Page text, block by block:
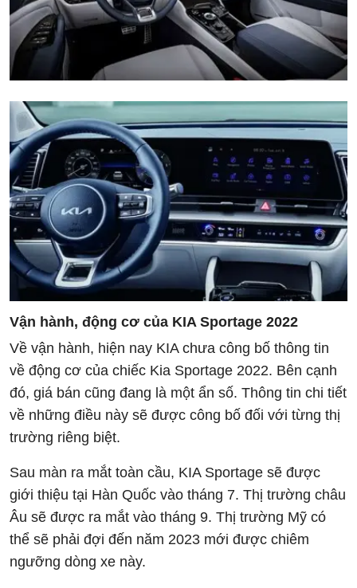
Vận hành, động cơ của KIA Sportage 2022
Về vận hành, hiện nay KIA chưa công bố thông tin
về động cơ của chiếc Kia Sportage 2022. Bên cạnh
đó, giá bán cũng đang là một ẩn số. Thông tin chi tiết
về những điều này sẽ được công bố đối với từng thị
trường riêng biệt.
Sau màn ra mắt toàn cầu, KIA Sportage sẽ được
giới thiệu tại Hàn Quốc vào tháng 7. Thị trường châu
Âu sẽ được ra mắt vào tháng 9. Thị trường Mỹ có
thể sẽ phải đợi đến năm 2023 mới được chiêm
ngưỡng dòng xe này.